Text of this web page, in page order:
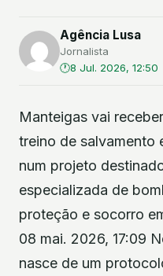
Agência Lusa
Jornalista
8 Jul. 2026, 12:50
Manteigas vai
treino de salvamento
num projeto
especializada de
proteção e socorro
08 mai. 2026, 17:09
nasce de um